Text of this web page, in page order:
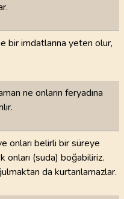
bir imdatlarına yeten olur,
ne onların feryadına
onları belirli bir süreye
onları (suda) boğabiliriz.
da kurtarılamazlar.